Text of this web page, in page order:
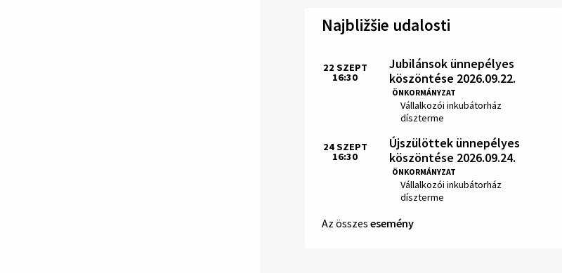
Najbližšie udalosti
Jubilánsok ünnepélyes
köszöntése 2026.09.22.
ÖNKORMÁNYZAT
Hely:
Vállalkozói inkubátorház
díszterme
Idő:
22 SZEPT
16:30
Újszülöttek ünnepélyes
köszöntése 2026.09.24.
ÖNKORMÁNYZAT
Hely:
Vállalkozói inkubátorház
díszterme
Idő:
24SZEPT
16:30
Az összes esemény